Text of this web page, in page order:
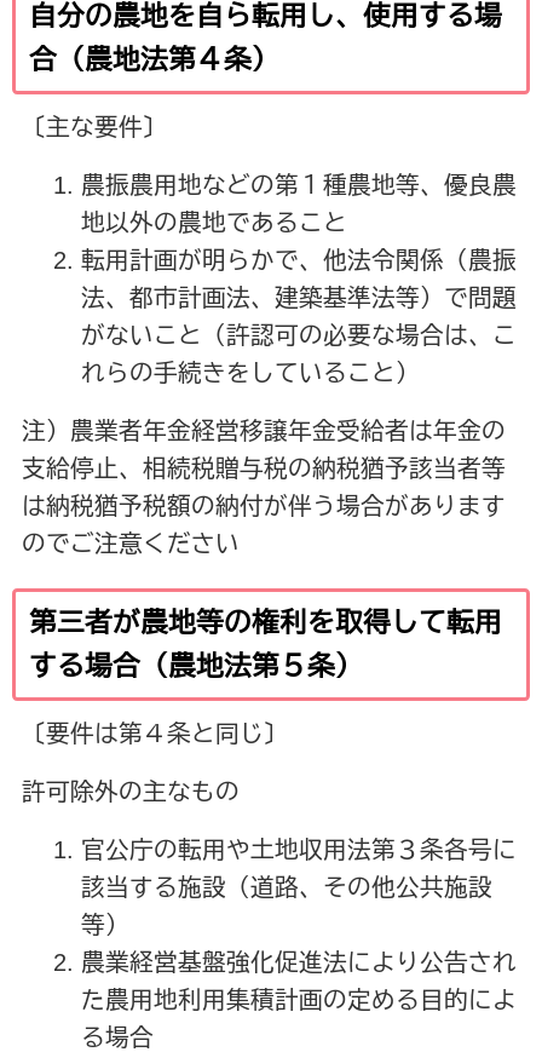
自分の農地を自ら転用し、使用する場
合（農地法第４条）
〔主な要件〕
農振農用地などの第１種農地等、優良農
地以外の農地であること
転用計画が明らかで、他法令関係（農振
法、都市計画法、建築基準法等）で問題
がないこと（許認可の必要な場合は、こ
れらの手続きをしていること）
注）農業者年金経営移譲年金受給者は年金の
支給停止、相続税贈与税の納税猶予該当者等
は納税猶予税額の納付が伴う場合があります
のでご注意ください
第三者が農地等の権利を取得して転用
する場合（農地法第５条）
〔要件は第４条と同じ〕
許可除外の主なもの
官公庁の転用や土地収用法第３条各号に
該当する施設（道路、その他公共施設
等）
農業経営基盤強化促進法により公告され
た農用地利用集積計画の定める目的によ
る場合